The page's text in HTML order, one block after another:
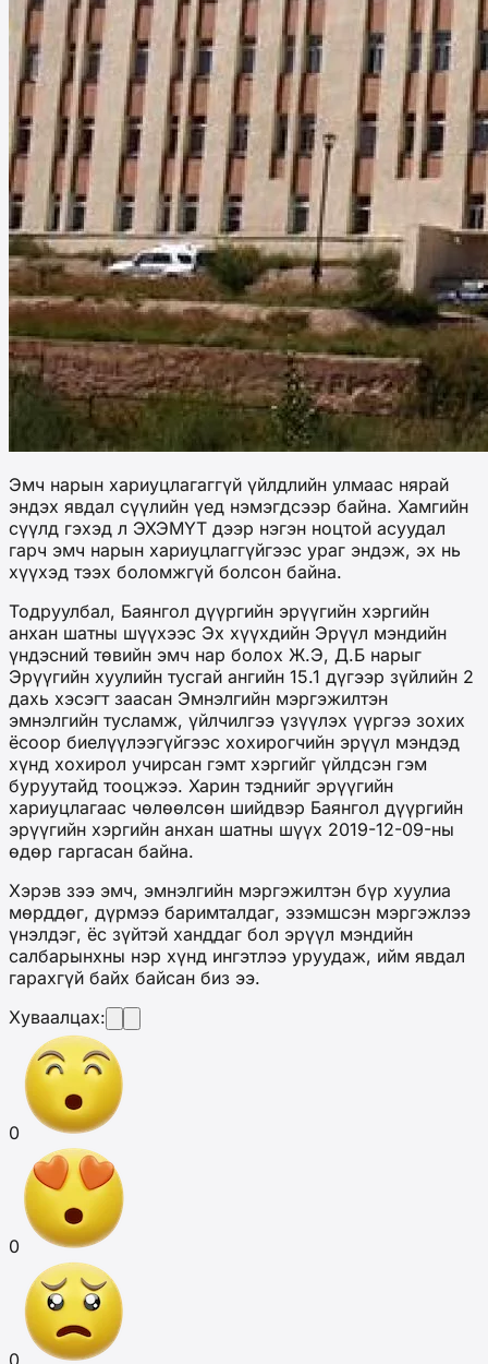
Эмч нарын хариуцлагаггүй үйлдлийн улмаас нярай
эндэх явдал сүүлийн үед нэмэгдсээр байна. Хамгийн
сүүлд гэхэд л ЭХЭМҮТ дээр нэгэн ноцтой асуудал
гарч эмч нарын хариуцлаггүйгээс ураг эндэж, эх нь
хүүхэд тээх боломжгүй болсон байна.
Тодруулбал, Баянгол дүүргийн эрүүгийн хэргийн
анхан шатны шүүхээс Эх хүүхдийн Эрүүл мэндийн
үндэсний төвийн эмч нар болох Ж.Э, Д.Б нарыг
Эрүүгийн хуулийн тусгай ангийн 15.1 дүгээр зүйлийн 2
дахь хэсэгт заасан Эмнэлгийн мэргэжилтэн
эмнэлгийн тусламж, үйлчилгээ үзүүлэх үүргээ зохих
ёсоор биелүүлээгүйгээс хохирогчийн эрүүл мэндэд
хүнд хохирол учирсан гэмт хэргийг үйлдсэн гэм
буруутайд тооцжээ. Харин тэднийг эрүүгийн
хариуцлагаас чөлөөлсөн шийдвэр Баянгол дүүргийн
эрүүгийн хэргийн анхан шатны шүүх 2019-12-09-ны
өдөр гаргасан байна.
Хэрэв зээ эмч, эмнэлгийн мэргэжилтэн бүр хуулиа
мөрддөг, дүрмээ баримталдаг, эзэмшсэн мэргэжлээ
үнэлдэг, ёс зүйтэй ханддаг бол эрүүл мэндийн
салбарынхны нэр хүнд ингэтлээ уруудаж, ийм явдал
гарахгүй байх байсан биз ээ.
Хуваалцах:
0
0